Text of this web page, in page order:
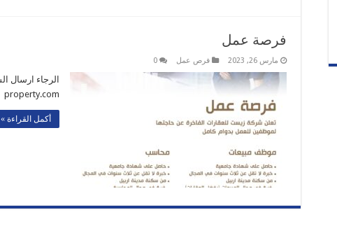
فرصة عمل
مارس 26, 2023 فرص عمل 0
property.com
أكمل القراءة »